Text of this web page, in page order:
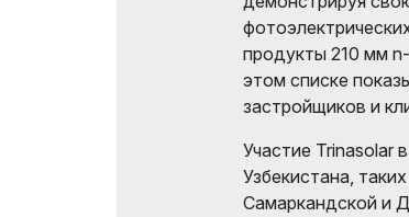
продукты 210 мм
этом списке
застройщиков и
Участие Trinasolar
Узбекистана,
Самаркандской и